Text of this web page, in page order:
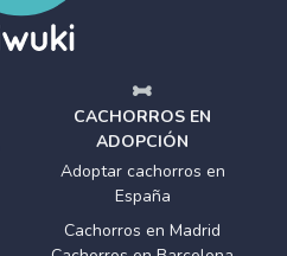
CACHORROS EN
ADOPCIÓN
Adoptar cachorros en
España
Cachorros en Madrid